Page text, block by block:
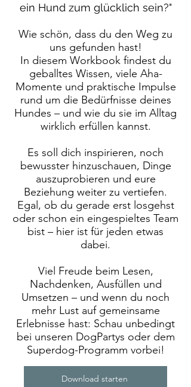
ein Hund zum glücklich sein?"
Wie schön, dass du den Weg zu
uns gefunden hast!
In diesem Workbook findest du
geballtes Wissen, viele Aha-
Momente und praktische Impulse
rund um die Bedürfnisse deines
Hundes – und wie du sie im Alltag
wirklich erfüllen kannst.
Es soll dich inspirieren, noch
bewusster hinzuschauen, Dinge
auszuprobieren und eure
Beziehung weiter zu vertiefen.
Egal, ob du gerade erst losgehst
oder schon ein eingespieltes Team
bist – hier ist für jeden etwas
dabei.
Viel Freude beim Lesen,
Nachdenken, Ausfüllen und
Umsetzen – und wenn du noch
mehr Lust auf gemeinsame
Erlebnisse hast: Schau unbedingt
bei unseren DogPartys oder dem
Superdog-Programm vorbei!
Download starten